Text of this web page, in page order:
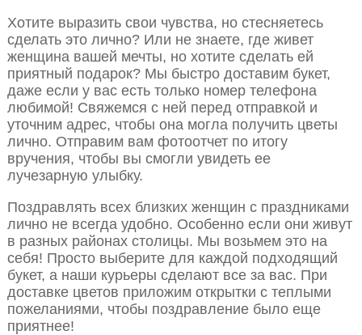
Хотите выразить свои чувства, но стесняетесь
сделать это лично? Или не знаете, где живет
женщина вашей мечты, но хотите сделать ей
приятный подарок? Мы быстро доставим букет,
даже если у вас есть только номер телефона
любимой! Свяжемся с ней перед отправкой и
уточним адрес, чтобы она могла получить цветы
лично. Отправим вам фотоотчет по итогу
вручения, чтобы вы смогли увидеть ее
лучезарную улыбку.
Поздравлять всех близких женщин с праздниками
лично не всегда удобно. Особенно если они живут
в разных районах столицы. Мы возьмем это на
себя! Просто выберите для каждой подходящий
букет, а наши курьеры сделают все за вас. При
доставке цветов приложим открытки с теплыми
пожеланиями, чтобы поздравление было еще
приятнее!